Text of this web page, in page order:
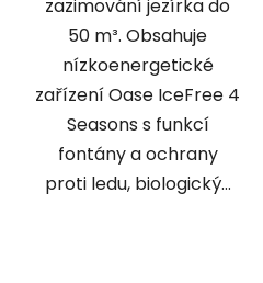
zazimování jezírka do
50 m³. Obsahuje
nízkoenergetické
zařízení Oase IceFree 4
Seasons s funkcí
fontány a ochrany
proti ledu, biologický...